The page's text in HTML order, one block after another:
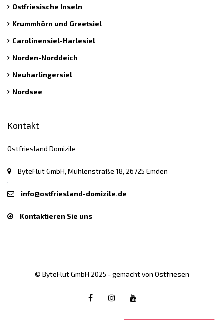
Ostfriesische Inseln
Krummhörn und Greetsiel
Carolinensiel-Harlesiel
Norden-Norddeich
Neuharlingersiel
Nordsee
Kontakt
Ostfriesland Domizile
ByteFlut GmbH, Mühlenstraße 18, 26725 Emden
info@ostfriesland-domizile.de
Kontaktieren Sie uns
© ByteFlut GmbH 2025 - gemacht von Ostfriesen